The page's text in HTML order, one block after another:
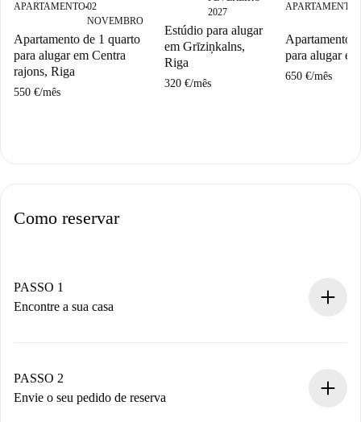
APARTAMENTO■02
NOVEMBRO
Apartamento de 1 quarto
para alugar em Centra
rajons, Riga
550 €/mês
2027
Estúdio para alugar
em Grīziņkalns,
Riga
320 €/mês
APARTAMENTO
Apartamento
para alugar
650 €/mês
Como reservar
PASSO 1
Encontre a sua casa
Você tem todas as informações necessárias
antecipadamente.
PASSO 2
Envie o seu pedido de reserva